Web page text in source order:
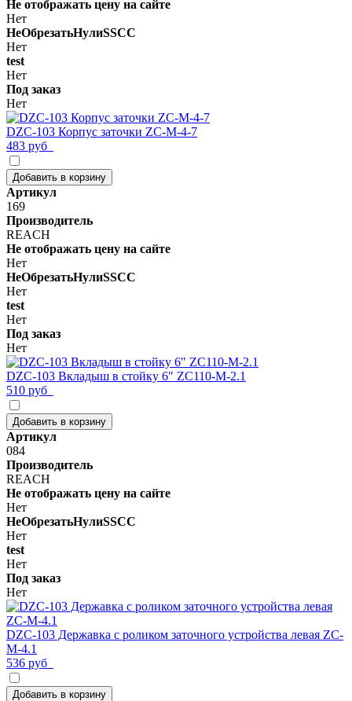
Не отображать цену на сайте
Нет
НеОбрезатьНулиSSCC
Нет
test
Нет
Под заказ
Нет
DZC-103 Корпус заточки ZC-M-4-7
483 руб
Добавить в корзину
Артикул
169
Производитель
REACH
Не отображать цену на сайте
Нет
НеОбрезатьНулиSSCC
Нет
test
Нет
Под заказ
Нет
DZC-103 Вкладыш в стойку 6" ZC110-M-2.1
510 руб
Добавить в корзину
Артикул
084
Производитель
REACH
Не отображать цену на сайте
Нет
НеОбрезатьНулиSSCC
Нет
test
Нет
Под заказ
Нет
DZC-103 Державка с роликом заточного устройства левая ZC-
M-4.1
536 руб
Добавить в корзину